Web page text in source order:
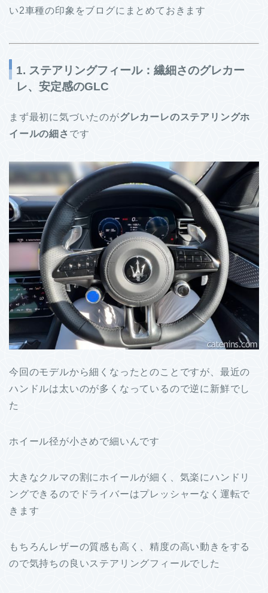
い2車種の印象をブログにまとめておきます
1. ステアリングフィール：繊細さのグレカー
レ、安定感のGLC
まず最初に気づいたのがグレカーレのステアリングホ
イールの細さ です
今回のモデルから細くなったとのことですが、最近の
ハンドルは太いのが多くなっているので逆に新鮮でし
た
ホイール径が小さめで細いんです
大きなクルマの割にホイールが細く、気楽にハンドリ
ングできるのでドライバーはプレッシャーなく運転で
きます
もちろんレザーの質感も高く、精度の高い動きをする
ので気持ちの良いステアリングフィールでした